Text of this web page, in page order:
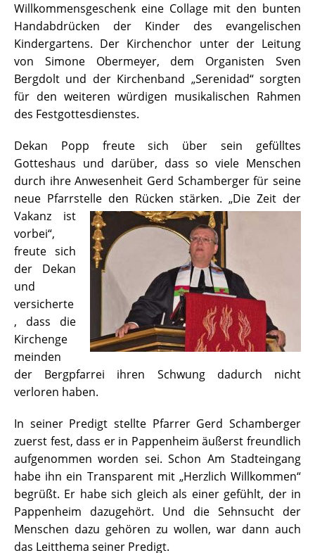
Willkommensgeschenk eine Collage mit den bunten
Handabdrücken der Kinder des evangelischen
Kindergartens. Der Kirchenchor unter der Leitung
von Simone Obermeyer, dem Organisten Sven
Bergdolt und der Kirchenband „Serenidad“ sorgten
für den weiteren würdigen musikalischen Rahmen
des Festgottesdienstes.
Dekan Popp freute sich über sein gefülltes
Gotteshaus und darüber, dass so viele Menschen
durch ihre Anwesenheit Gerd Schamberger für seine
neue Pfarrstelle den Rücken stärken. „Die Zeit der
Vakanz ist
vorbei“,
freute sich
der Dekan
und
versicherte
, dass die
Kirchenge
meinden
der Bergpfarrei ihren Schwung dadurch nicht
verloren haben.
In seiner Predigt stellte Pfarrer Gerd Schamberger
zuerst fest, dass er in Pappenheim äußerst freundlich
aufgenommen worden sei. Schon Am Stadteingang
habe ihn ein Transparent mit „Herzlich Willkommen“
begrüßt. Er habe sich gleich als einer gefühlt, der in
Pappenheim dazugehört. Und die Sehnsucht der
Menschen dazu gehören zu wollen, war dann auch
das Leitthema seiner Predigt.